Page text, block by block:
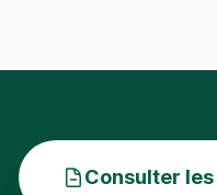
Consulter